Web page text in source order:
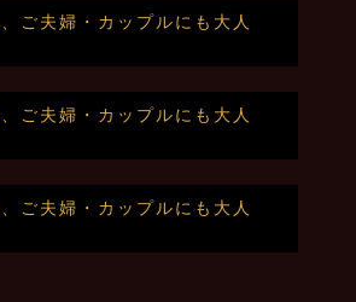
ご夫婦・カップルにも大人
ご夫婦・カップルにも大人
ご夫婦・カップルにも大人